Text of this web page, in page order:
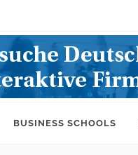
BUSINESS SCHOOLS